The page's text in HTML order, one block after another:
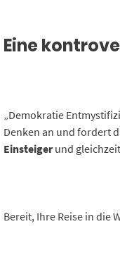
Eine
„Demokratie
Denken an und fordert
Einsteigerund
Bereit, Ihre Reise in die